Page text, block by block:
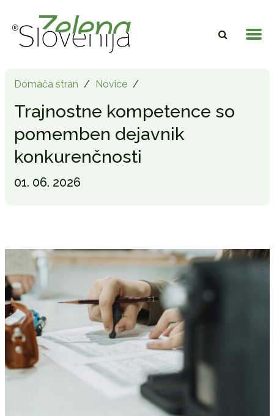
Domača stran / Novice /
Trajnostne kompetence so
pomemben dejavnik
konkurenčnosti
01. 06. 2026